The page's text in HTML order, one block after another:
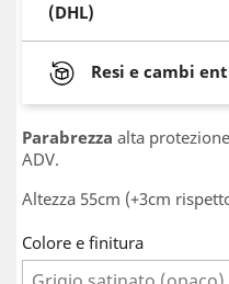
(DHL)
Resi e cambi
Parabrezza alta
ADV.
Altezza 55cm (+3cm
Colore e finitura